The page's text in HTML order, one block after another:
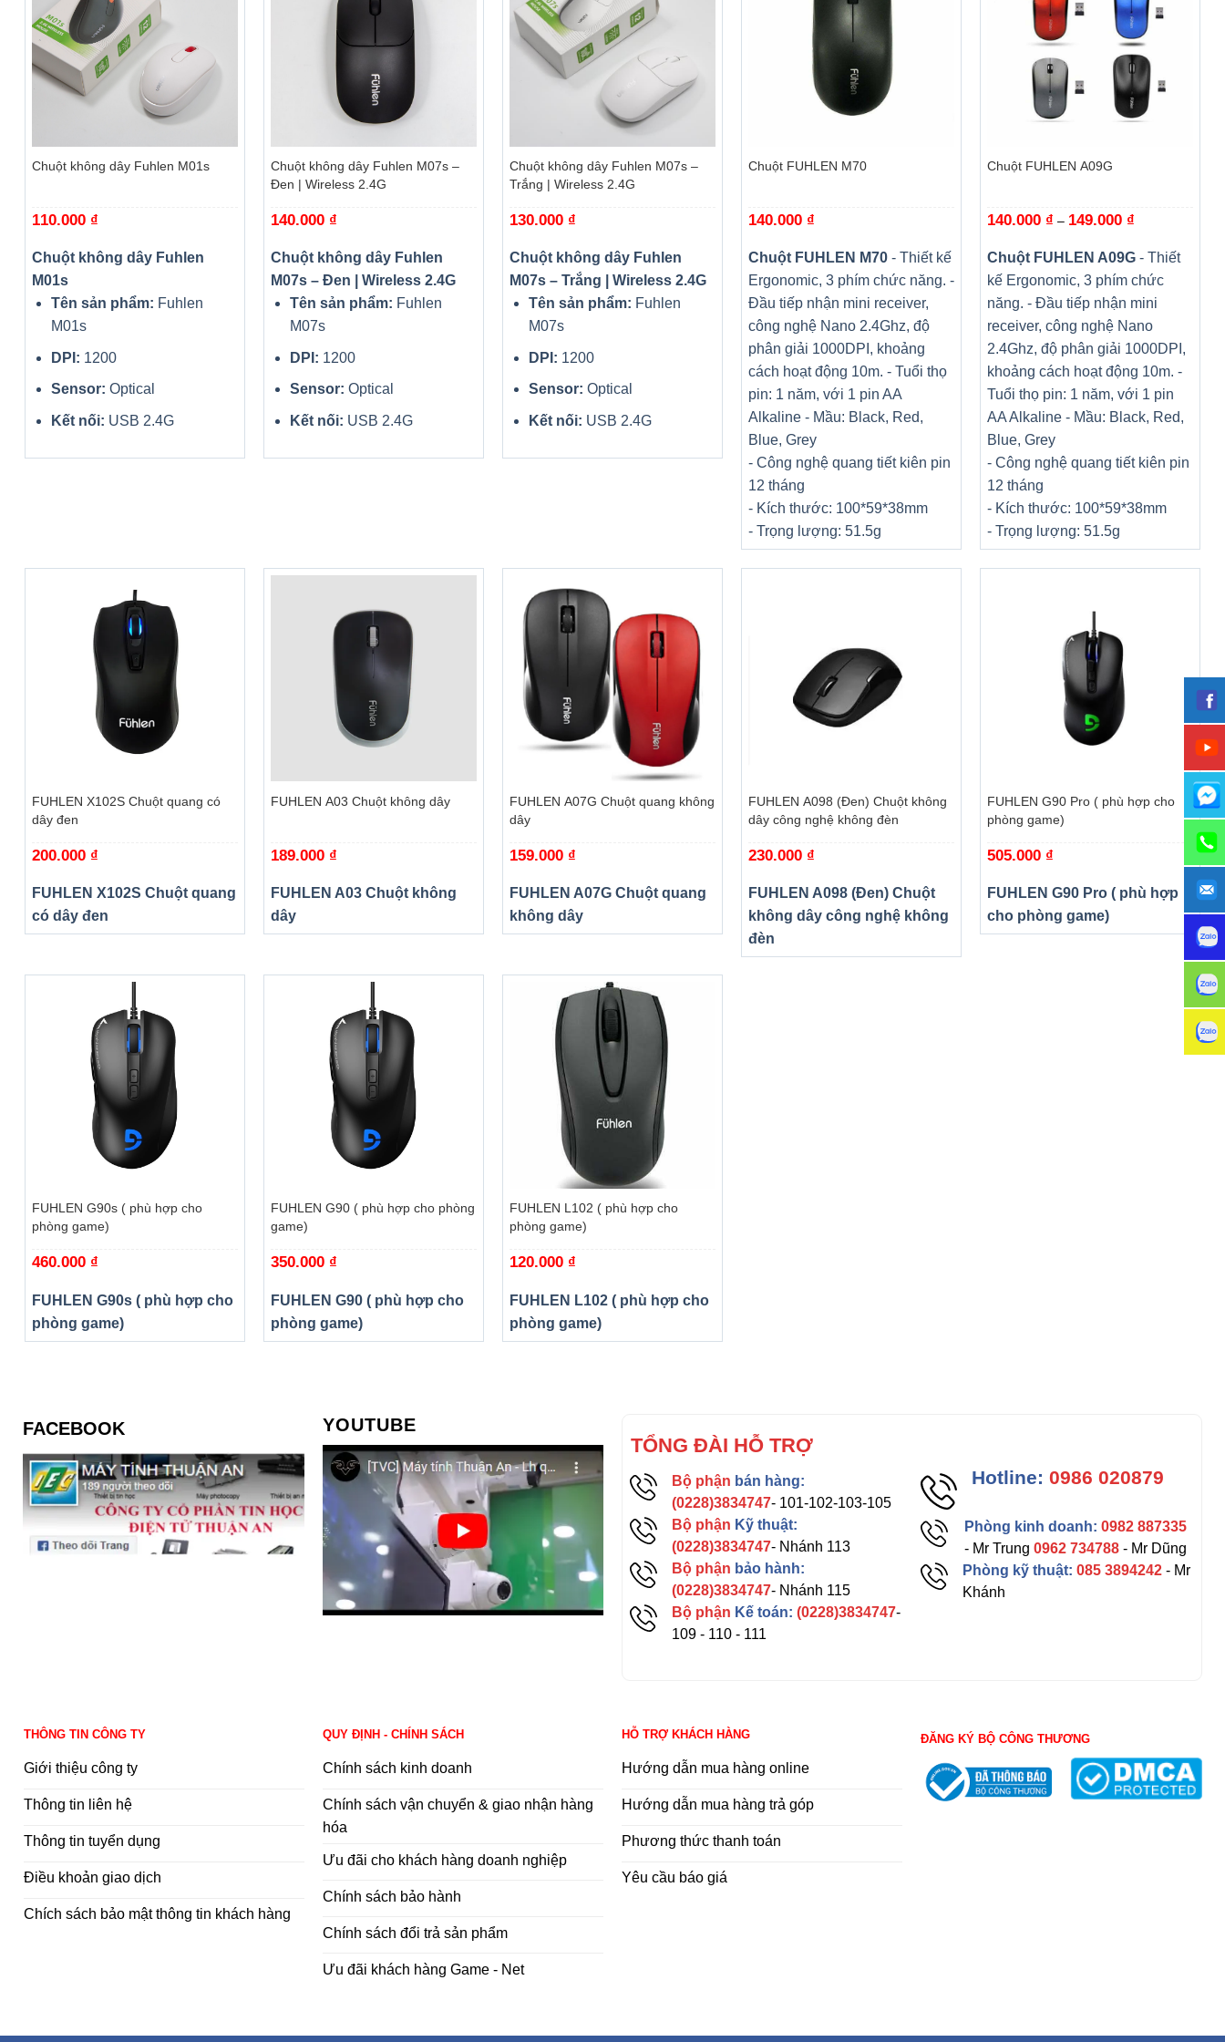
Chuột không dây Fuhlen M01s
110.000 ₫
Chuột không dây Fuhlen
M01s
Tên sản phẩm: Fuhlen
M01s
DPI: 1200
Sensor: Optical
Kết nối: USB 2.4G
Chuột không dây Fuhlen M07s –
Đen | Wireless 2.4G
140.000 ₫
Chuột không dây Fuhlen
M07s – Đen | Wireless 2.4G
Tên sản phẩm: Fuhlen
M07s
DPI: 1200
Sensor: Optical
Kết nối: USB 2.4G
Chuột không dây Fuhlen M07s –
Trắng | Wireless 2.4G
130.000 ₫
Chuột không dây Fuhlen
M07s – Trắng | Wireless 2.4G
Tên sản phẩm: Fuhlen
M07s
DPI: 1200
Sensor: Optical
Kết nối: USB 2.4G
Chuột FUHLEN M70
140.000 ₫
Chuột FUHLEN M70 - Thiết kế
Ergonomic, 3 phím chức năng. -
Đầu tiếp nhận mini receiver,
công nghệ Nano 2.4Ghz, độ
phân giải 1000DPI, khoảng
cách hoạt động 10m. - Tuổi thọ
pin: 1 năm, với 1 pin AA
Alkaline - Mầu: Black, Red,
Blue, Grey
- Công nghệ quang tiết kiên pin
12 tháng
- Kích thước: 100*59*38mm
- Trọng lượng: 51.5g
Chuột FUHLEN A09G
140.000 ₫ – 149.000 ₫Khoảng
140.000 ₫
149.000 ₫
Chuột FUHLEN A09G - Thiết
kế Ergonomic, 3 phím chức
năng. - Đầu tiếp nhận mini
receiver, công nghệ Nano
2.4Ghz, độ phân giải 1000DPI,
khoảng cách hoạt động 10m. -
Tuổi thọ pin: 1 năm, với 1 pin
AA Alkaline - Mầu: Black, Red,
Blue, Grey
- Công nghệ quang tiết kiên pin
12 tháng
- Kích thước: 100*59*38mm
- Trọng lượng: 51.5g
FUHLEN X102S Chuột quang có
dây đen
200.000 ₫
FUHLEN X102S Chuột quang
có dây đen
FUHLEN A03 Chuột không dây
189.000 ₫
FUHLEN A03 Chuột không
dây
FUHLEN A07G Chuột quang không
dây
159.000 ₫
FUHLEN A07G Chuột quang
không dây
FUHLEN A098 (Đen) Chuột không
dây công nghệ không đèn
230.000 ₫
FUHLEN A098 (Đen) Chuột
không dây công nghệ không
đèn
FUHLEN G90 Pro ( phù hợp cho
phòng game)
505.000 ₫
FUHLEN G90 Pro ( phù hợp
cho phòng game)
FUHLEN G90s ( phù hợp cho
phòng game)
460.000 ₫
FUHLEN G90s ( phù hợp cho
phòng game)
FUHLEN G90 ( phù hợp cho phòng
game)
350.000 ₫
FUHLEN G90 ( phù hợp cho
phòng game)
FUHLEN L102 ( phù hợp cho
phòng game)
120.000 ₫
FUHLEN L102 ( phù hợp cho
phòng game)
FACEBOOK YOUTUBE
TỔNG ĐÀI HỖ TRỢ
Bộ phận bán hàng:
(0228)3834747- 101-102-103-105
Bộ phận Kỹ thuật:
(0228)3834747- Nhánh 113
Bộ phận bảo hành:
(0228)3834747- Nhánh 115
Bộ phận Kế toán: (0228)3834747-
109 - 110 - 111
Hotline: 0986 020879
Phòng kinh doanh: 0982 887335
- Mr Trung0962 734788 - Mr Dũng
Phòng kỹ thuật: 085 3894242- Mr
Khánh
THÔNG TIN CÔNG TY
Giới thiệu công ty
Thông tin liên hệ
Thông tin tuyển dụng
Điều khoản giao dịch
Chích sách bảo mật thông tin khách hàng
QUY ĐỊNH - CHÍNH SÁCH
Chính sách kinh doanh
Chính sách vận chuyển & giao nhận hàng
hóa
Ưu đãi cho khách hàng doanh nghiệp
Chính sách bảo hành
Chính sách đổi trả sản phẩm
Ưu đãi khách hàng Game - Net
HỖ TRỢ KHÁCH HÀNG
Hướng dẫn mua hàng online
Hướng dẫn mua hàng trả góp
Phương thức thanh toán
Yêu cầu báo giá
ĐĂNG KÝ BỘ CÔNG THƯƠNG